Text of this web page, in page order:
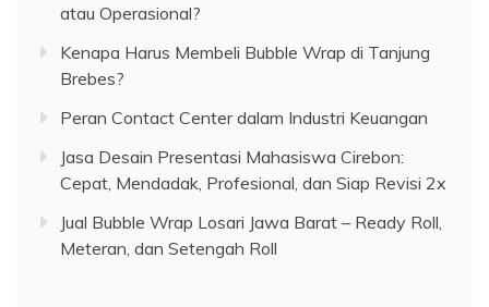
atau Operasional?
Kenapa Harus Membeli Bubble Wrap di Tanjung
Brebes?
Peran Contact Center dalam Industri Keuangan
Jasa Desain Presentasi Mahasiswa Cirebon:
Cepat, Mendadak, Profesional, dan Siap Revisi 2x
Jual Bubble Wrap Losari Jawa Barat – Ready Roll,
Meteran, dan Setengah Roll